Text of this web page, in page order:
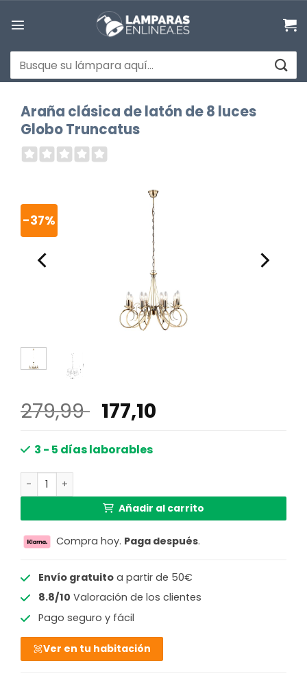
Buscar
por:
Araña clásica de latón de 8 luces
Globo Truncatus
-37%
279,99 El
precio
original
177,10
3 - 5 días laborables
Araña clásica de latón de 8 luces Globo Truncatus
Añadir al carrito
Compra hoy. Paga después.
Envío gratuitoa partir de 50€
8.8/10 Valoración de los clientes
Pago seguro y fácil
Ver en tu habitación